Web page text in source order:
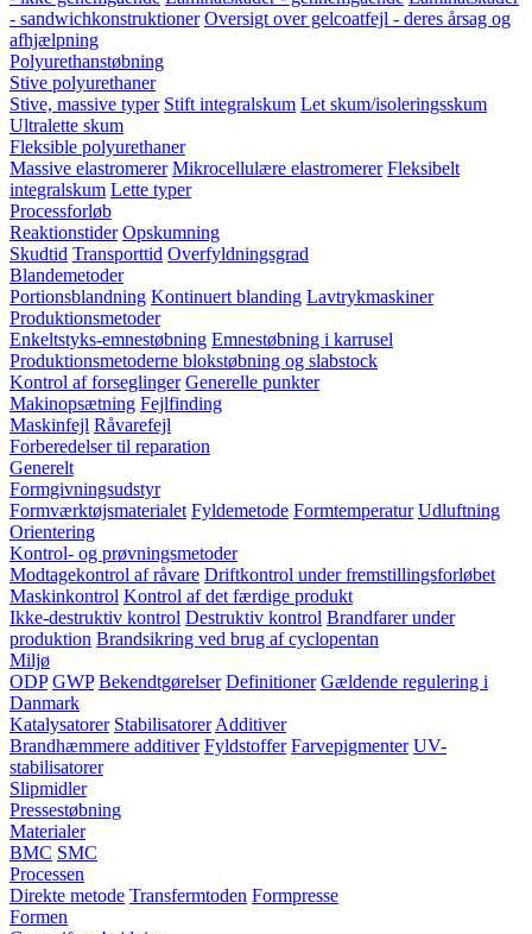
- sandwichkonstruktioner Oversigt over gelcoatfejl - deres årsag og
afhjælpning
Polyurethanstøbning
Stive polyurethaner
Stive, massive typer Stift integralskum Let skum/isoleringsskum
Ultralette skum
Fleksible polyurethaner
Massive elastromerer Mikrocellulære elastromerer Fleksibelt
integralskum Lette typer
Processforløb
Reaktionstider Opskumning
Skudtid Transporttid Overfyldningsgrad
Blandemetoder
Portionsblandning Kontinuert blanding Lavtrykmaskiner
Produktionsmetoder
Enkeltstyks-emnestøbning Emnestøbning i karrusel
Produktionsmetoderne blokstøbning og slabstock
Kontrol af forseglinger Generelle punkter
Makinopsætning Fejlfinding
Maskinfejl Råvarefejl
Forberedelser til reparation
Generelt
Formgivningsudstyr
Formværktøjsmaterialet Fyldemetode Formtemperatur Udluftning
Orientering
Kontrol- og prøvningsmetoder
Modtagekontrol af råvare Driftkontrol under fremstillingsforløbet
Maskinkontrol Kontrol af det færdige produkt
Ikke-destruktiv kontrol Destruktiv kontrol Brandfarer under
produktion Brandsikring ved brug af cyclopentan
Miljø
ODP GWP Bekendtgørelser Definitioner Gældende regulering i
Danmark
Katalysatorer Stabilisatorer Additiver
Brandhæmmere additiver Fyldstoffer Farvepigmenter UV-
stabilisatorer
Slipmidler
Pressestøbning
Materialer
BMC SMC
Processen
Direkte metode Transfermtoden Formpresse
Formen